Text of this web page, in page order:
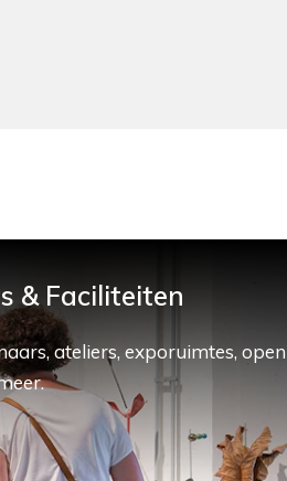
& Faciliteiten
ateliers, exporuimtes, open